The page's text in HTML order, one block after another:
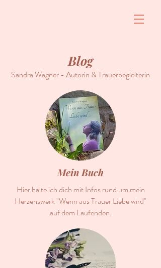
Blog
Sandra Wagner - Autorin & Trauerbegleiterin
Mein Buch
Hier halte ich dich mit Infos rund um mein
Herzenswerk "Wenn aus Trauer Liebe wird"
auf dem Laufenden.